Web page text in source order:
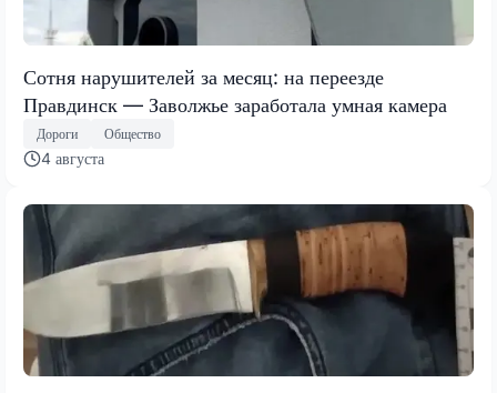
Сотня нарушителей за месяц: на переезде
Правдинск — Заволжье заработала умная камера
Дороги Общество
4 августа